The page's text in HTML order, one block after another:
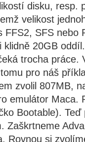
disku, resp.
velikost
FFS2, SFS nebo
20GB
trocha práce.
pro náš
zvolil 807MB,
emulátor Maca.
Bootable). Teď
Zaškrtneme
Rovnou si